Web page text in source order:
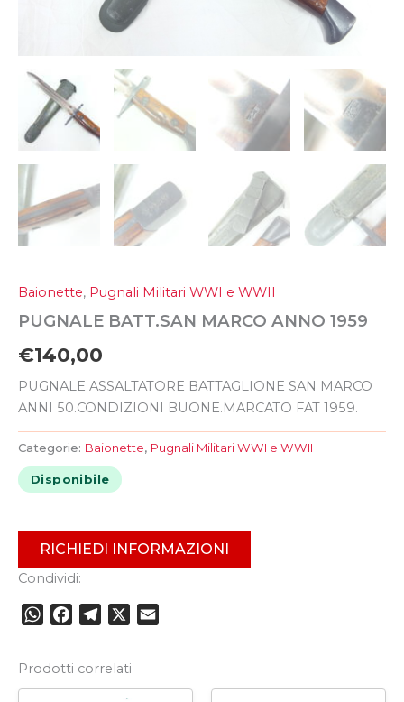
Baionette, Pugnali Militari WWI e WWII
PUGNALE BATT.SAN MARCO ANNO 1959
€140,00
PUGNALE ASSALTATORE BATTAGLIONE SAN MARCO
ANNI 50.CONDIZIONI BUONE.MARCATO FAT 1959.
Categorie: Baionette, Pugnali Militari WWI e WWII
Disponibile
RICHIEDI INFORMAZIONI
Condividi:
WhatsApp
Facebook
Telegram
Prodotti correlati